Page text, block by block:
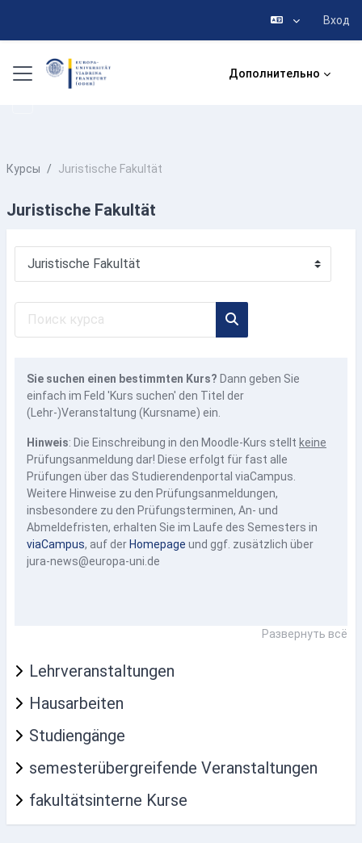
Вход
Боковая панель Дополнительно
Курсы Juristische Fakultät
Juristische Fakultät
Категории курсов
Поиск курса
Sie suchen einen bestimmten Kurs? Dann geben Sie
einfach im Feld 'Kurs suchen' den Titel der
(Lehr-)Veranstaltung (Kursname) ein.
Hinweis: Die Einschreibung in den Moodle-Kurs stellt keine
Prüfungsanmeldung dar! Diese erfolgt für fast alle
Prüfungen über das Studierendenportal viaCampus.
Weitere Hinweise zu den Prüfungsanmeldungen,
insbesondere zu den Prüfungsterminen, An- und
Abmeldefristen, erhalten Sie im Laufe des Semesters in
viaCampus, auf der Homepage und ggf. zusätzlich über
jura-news@europa-uni.de
Развернуть всё
Lehrveranstaltungen
Hausarbeiten
Studiengänge
semesterübergreifende Veranstaltungen
fakultätsinterne Kurse